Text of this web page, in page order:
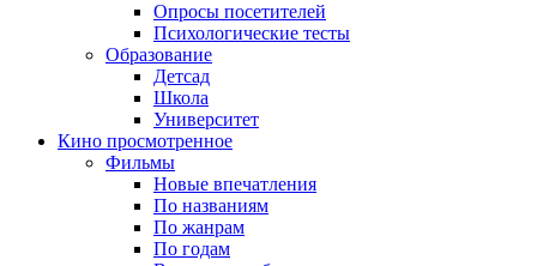
Опросы посетителей
Психологические тесты
Образование
Детсад
Школа
Университет
Кино просмотренное
Фильмы
Новые впечатления
По названиям
По жанрам
По годам